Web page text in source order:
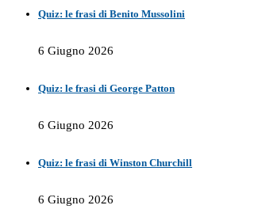
Quiz: le frasi di Benito Mussolini
6 Giugno 2026
Quiz: le frasi di George Patton
6 Giugno 2026
Quiz: le frasi di Winston Churchill
6 Giugno 2026